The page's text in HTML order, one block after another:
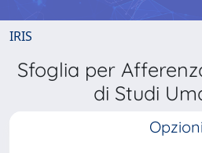
IRIS
Sfoglia per
di Studi
Opzioni